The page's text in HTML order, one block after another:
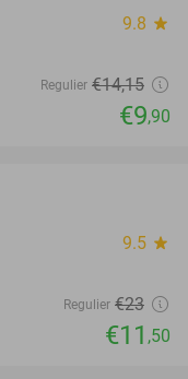
9.8 star
Regulier €14,15
€9,90
9.5 star
Regulier €23
€11 ,50